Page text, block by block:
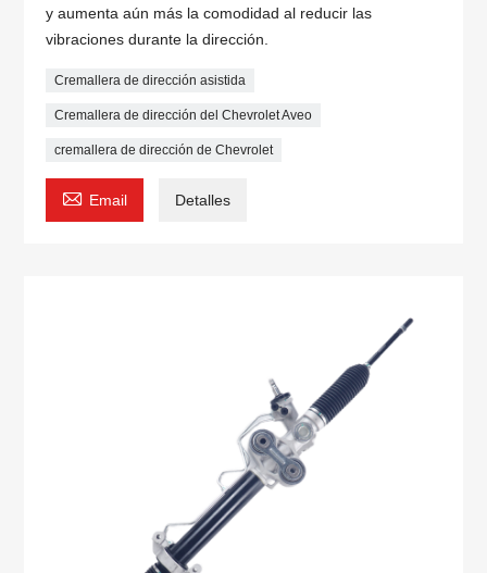
y aumenta aún más la comodidad al reducir las
vibraciones durante la dirección.
Cremallera de dirección asistida
Cremallera de dirección del Chevrolet Aveo
cremallera de dirección de Chevrolet
 Email Detalles